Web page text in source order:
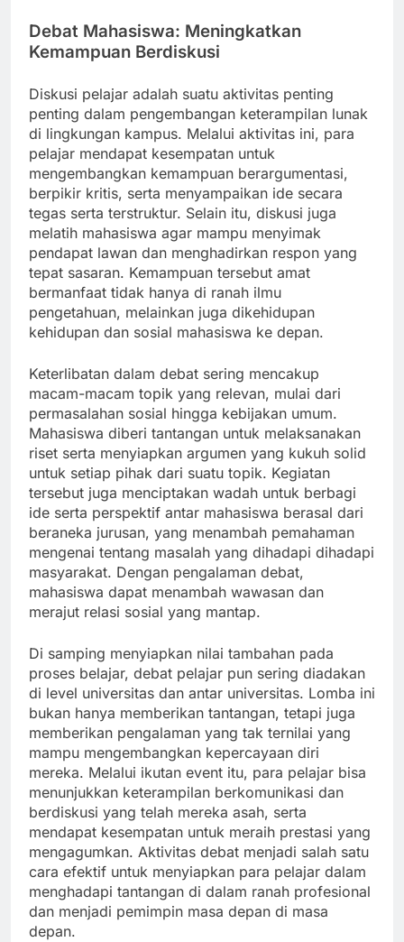
Debat Mahasiswa: Meningkatkan
Kemampuan Berdiskusi
Diskusi pelajar adalah suatu aktivitas penting
penting dalam pengembangan keterampilan lunak
di lingkungan kampus. Melalui aktivitas ini, para
pelajar mendapat kesempatan untuk
mengembangkan kemampuan berargumentasi,
berpikir kritis, serta menyampaikan ide secara
tegas serta terstruktur. Selain itu, diskusi juga
melatih mahasiswa agar mampu menyimak
pendapat lawan dan menghadirkan respon yang
tepat sasaran. Kemampuan tersebut amat
bermanfaat tidak hanya di ranah ilmu
pengetahuan, melainkan juga dikehidupan
kehidupan dan sosial mahasiswa ke depan.
Keterlibatan dalam debat sering mencakup
macam-macam topik yang relevan, mulai dari
permasalahan sosial hingga kebijakan umum.
Mahasiswa diberi tantangan untuk melaksanakan
riset serta menyiapkan argumen yang kukuh solid
untuk setiap pihak dari suatu topik. Kegiatan
tersebut juga menciptakan wadah untuk berbagi
ide serta perspektif antar mahasiswa berasal dari
beraneka jurusan, yang menambah pemahaman
mengenai tentang masalah yang dihadapi dihadapi
masyarakat. Dengan pengalaman debat,
mahasiswa dapat menambah wawasan dan
merajut relasi sosial yang mantap.
Di samping menyiapkan nilai tambahan pada
proses belajar, debat pelajar pun sering diadakan
di level universitas dan antar universitas. Lomba ini
bukan hanya memberikan tantangan, tetapi juga
memberikan pengalaman yang tak ternilai yang
mampu mengembangkan kepercayaan diri
mereka. Melalui ikutan event itu, para pelajar bisa
menunjukkan keterampilan berkomunikasi dan
berdiskusi yang telah mereka asah, serta
mendapat kesempatan untuk meraih prestasi yang
mengagumkan. Aktivitas debat menjadi salah satu
cara efektif untuk menyiapkan para pelajar dalam
menghadapi tantangan di dalam ranah profesional
dan menjadi pemimpin masa depan di masa
depan.